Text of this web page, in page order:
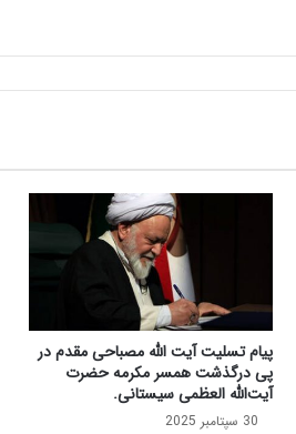
ت
م
ص
ل
ح
ت
ن
ا
م
۲
۱
پیام تسلیت آیت الله مصباحی مقدم در
پی درگذشت همسر مکرمه حضرت
آیت‌الله العظمی سیستانی.
30 سپتامبر 2025